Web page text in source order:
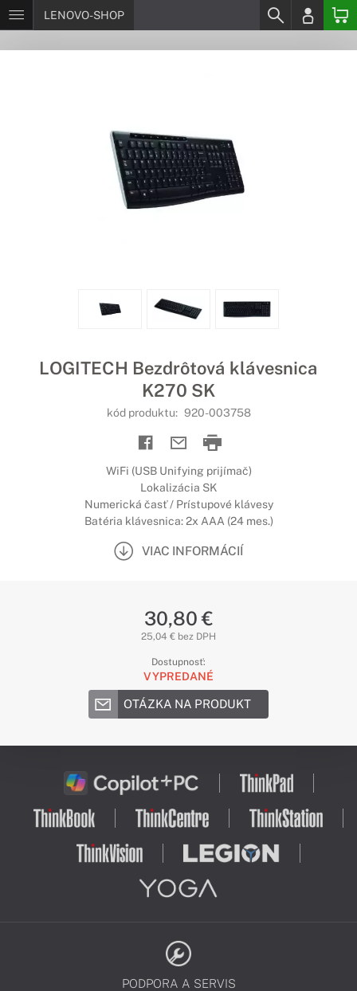
LENOVO-SHOP
LOGITECH Bezdrôtová klávesnica
K270 SK
kód produktu: 920-003758
WiFi (USB Unifying prijímač)
Lokalizácia SK
Numerická časť / Prístupové klávesy
Batéria klávesnica: 2x AAA (24 mes.)
VIAC INFORMÁCIÍ
30,80 €
25,04 € bez DPH
Dostupnosť:
VYPREDANÉ
OTÁZKA NA PRODUKT
PODPORA A SERVIS